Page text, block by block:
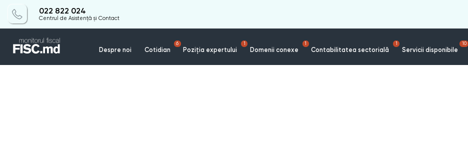
022 822 024
Centrul de Asistență și Contact
Despre noi Cotidian
6
Poziția expertului
1
Domenii conexe
1
Contabilitatea sectorială
1
Servicii disponibile
10